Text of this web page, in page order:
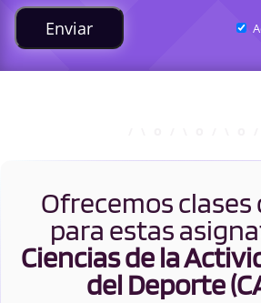
Enviar
Ofrecemos clases
para estas
Ciencias de la
del Deporte